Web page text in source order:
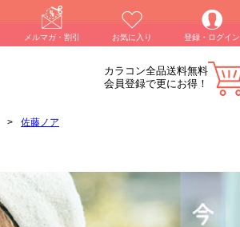
メルマガ・割引 お気に入り 登録・ログイン
カラコン全品送料無料
会員登録で更にお得！
> 佐藤ノア